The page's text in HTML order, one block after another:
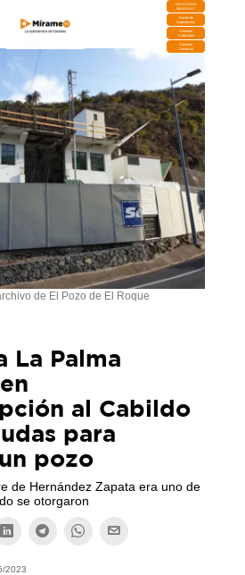
DESCARGA
MIRAPLAY
Buzón de
Sugerencias
Contratar
Publicidad
Contacto
Comercial
de El Pozo de El Roque
La Palma
al Cabildo
para
pozo
de Hernández Zapata era uno de
se otorgaron
2023